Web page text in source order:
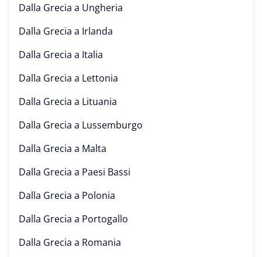
Dalla Grecia a Ungheria
Dalla Grecia a Irlanda
Dalla Grecia a Italia
Dalla Grecia a Lettonia
Dalla Grecia a Lituania
Dalla Grecia a Lussemburgo
Dalla Grecia a Malta
Dalla Grecia a Paesi Bassi
Dalla Grecia a Polonia
Dalla Grecia a Portogallo
Dalla Grecia a Romania